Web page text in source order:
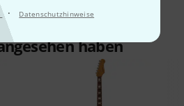
· Datenschutzhinweise
die sich dieses
haben